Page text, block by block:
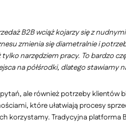
B2B wciąż kojarzy się z
zmienia się diametralnie i
narzędziem pracy. To bardzo
na półśrodki, dlatego stawiamy
ale również potrzeby
które ułatwiają procesy
korzystamy. Tradycyjna